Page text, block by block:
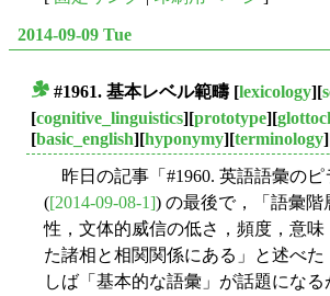
2014-09-09 Tue
#1961. 基本レベル範疇 [lexicology][
[cognitive_linguistics][prototype][
[basic_english][hyponymy][terminology
昨日の記事「#1960. 英語語彙のピ
([2014-09-08-1]) の最後で，「語彙階
性，文体的威信の低さ，頻度，意味
た諸相と相関関係にある」と述べ
しば「基本的な語彙」が話題にな